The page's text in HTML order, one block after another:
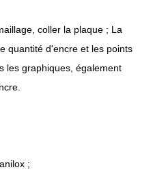
coller la plaque ; La
quantité d'encre et les points
les graphiques, également
;